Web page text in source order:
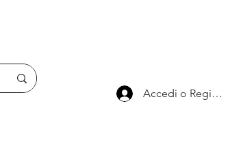
Accedi o Registrati